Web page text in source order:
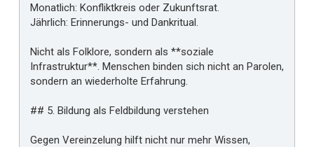
Monatlich: Konfliktkreis oder Zukunftsrat.
Jährlich: Erinnerungs- und Dankritual.
Nicht als Folklore, sondern als **soziale
Infrastruktur**. Menschen binden sich nicht an Parolen,
sondern an wiederholte Erfahrung.
## 5. Bildung als Feldbildung verstehen
Gegen Vereinzelung hilft nicht nur mehr Wissen,